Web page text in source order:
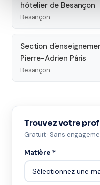
hôtelier de Besançon
Besançon
Section
Pierre-Adrien Pâris
Besançon
Trouvez votre
Gratuit · Sans
Matière *